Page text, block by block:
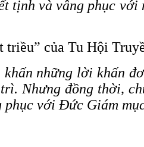
tịnh và vâng phục
triều” của Tu Hội
những lời khấn
Nhưng đồng thời,
phục với Đức Giám